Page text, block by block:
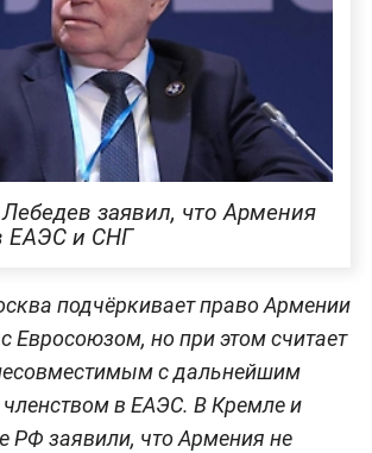
заявил, что Армения
ЕАЭС и СНГ
подчёркивает право Армении
Евросоюзом, но при этом считает
с дальнейшим
в ЕАЭС. В Кремле и
РФ заявили, что Армения не